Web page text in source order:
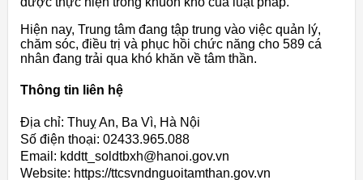
Hiện nay, Trung tâm đang tập trung vào việc quản lý,
chăm sóc, điều trị và phục hồi chức năng cho 589 cá
nhân đang trải qua khó khăn về tâm thần.
Thông tin liên hệ
Địa chỉ: Thuỵ An, Ba Vì, Hà Nội
Số điện thoại: 02433.965.088
Email: kddtt_soldtbxh@hanoi.gov.vn
Website: https://ttcsvndnguoitamthan.gov.vn